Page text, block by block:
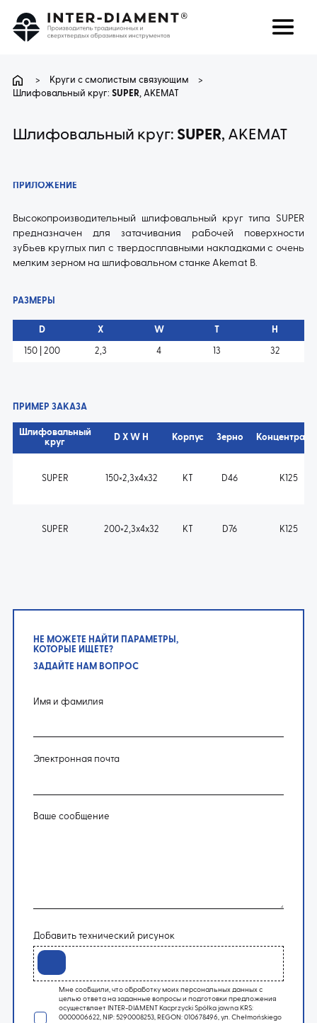
ЧАВО
> Круги с смолистым связующим
>
Шлифовальный круг: SUPER, AKEMAT
Шлифовальный круг: SUPER, AKEMAT
ПРИЛОЖЕНИЕ
Высокопроизводительный шлифовальный круг типа SUPER
предназначен для затачивания рабочей поверхности
зубьев круглых пил с твердосплавными накладками с очень
мелким зерном на шлифовальном станке Akemat B.
РАЗМЕРЫ
D X W T H
150 | 200 2,3 4 13 32
ПРИМЕР ЗАКАЗА
Шлифовальный
круг
D X W H Корпус Зерно
SUPER 150×2,3x4x32 KT D46 K125
SUPER 200×2,3x4x32 KT D76 K125
НЕ МОЖЕТЕ НАЙТИ ПАРАМЕТРЫ,
КОТОРЫЕ ИЩЕТЕ?
ЗАДАЙТЕ НАМ ВОПРОС
Имя и фамилия
Электронная почта
Ваше сообщение
Добавить технический рисунок
Мне сообщили, что обработку моих персональных данных с
целью ответа на заданные вопросы и подготовки предложения
осуществляет INTER-DIAMENT Kacprzycki Spółka jawna KRS:
0000006622, NIP: 5290008253, REGON: 010678496, ул. Chełmońskiego